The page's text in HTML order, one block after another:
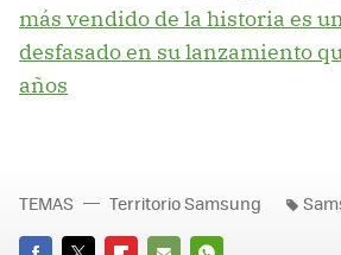
más vendido de la historia es
desfasado en su lanzamiento
años
TEMAS Territorio Samsung